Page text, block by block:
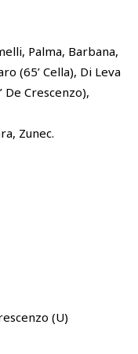
Palma, Barbana,
(65’ Cella), Di Leva
De Crescenzo),
Zunec.
(U)